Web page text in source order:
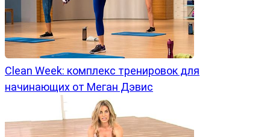
Clean Week: комплекс тренировок для
начинающих от Меган Дэвис